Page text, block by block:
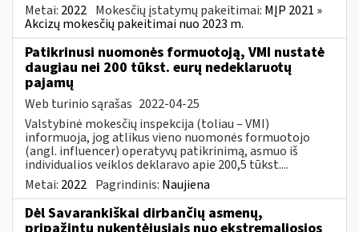
Metai: 2022 Mokesčių įstatymų pakeitimai: MĮP 2021 »
Akcizų mokesčių pakeitimai nuo 2023 m.
Patikrinusi nuomonės formuotoją, VMI nustatė
daugiau nei 200 tūkst. eurų nedeklaruotų
pajamų
Web turinio sąrašas 2022-04-25
Valstybinė mokesčių inspekcija (toliau – VMI)
informuoja, jog atlikus vieno nuomonės formuotojo
(angl. influencer) operatyvų patikrinimą, asmuo iš
individualios veiklos deklaravo apie 200,5 tūkst....
Metai: 2022 Pagrindinis: Naujiena
Dėl Savarankiškai dirbančių asmenų,
pripažintų nukentėjusiais nuo ekstremaliosios